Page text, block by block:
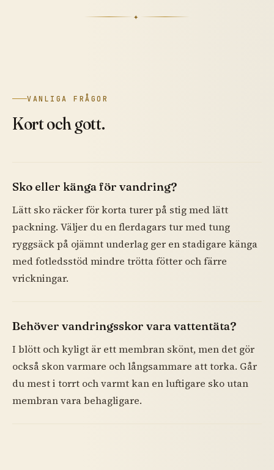
✦
VANLIGA FRÅGOR
Kort och gott.
Sko eller känga för vandring?
Lätt sko räcker för korta turer på stig med lätt
packning. Väljer du en flerdagars tur med tung
ryggsäck på ojämnt underlag ger en stadigare känga
med fotledsstöd mindre trötta fötter och färre
vrickningar.
Behöver vandringsskor vara vattentäta?
I blött och kyligt är ett membran skönt, men det gör
också skon varmare och långsammare att torka. Går
du mest i torrt och varmt kan en luftigare sko utan
membran vara behagligare.